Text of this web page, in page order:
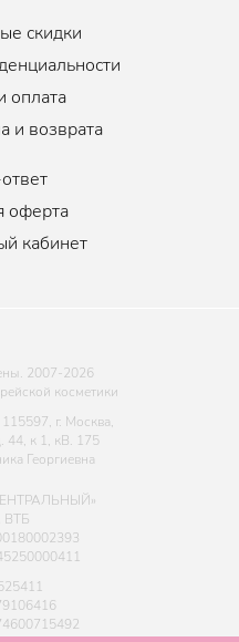
скидки
оплата
и возврата
оферта
кабинет
2007-2026
косметики
г. Москва,
44, к 1, кВ. 175
Георгиевна